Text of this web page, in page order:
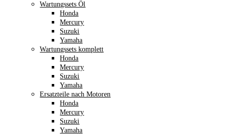
Wartungssets Öl
Honda
Mercury
Suzuki
Yamaha
Wartungssets komplett
Honda
Mercury
Suzuki
Yamaha
Ersatzteile nach Motoren
Honda
Mercury
Suzuki
Yamaha